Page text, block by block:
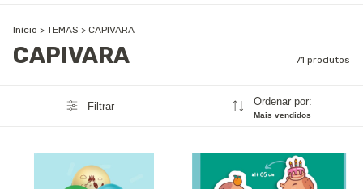
Início > TEMAS > CAPIVARA
CAPIVARA 71 produtos
Filtrar Ordenar por:
Mais vendidos